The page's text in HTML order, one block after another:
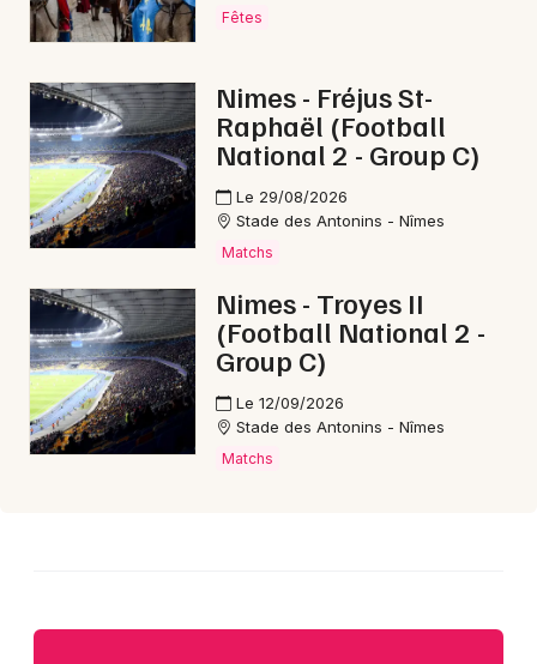
Choisir mes départements
Mon email
Je m'abonne
Fêtes
Nimes - Fréjus St-
Raphaël (Football
National 2 - Group C)
Le 29/08/2026
Stade des Antonins - Nîmes
Matchs
Nimes - Troyes II
(Football National 2 -
Group C)
Le 12/09/2026
Stade des Antonins - Nîmes
Matchs